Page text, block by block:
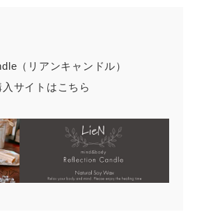
（リアンキャンドル）
入サイトはこちら